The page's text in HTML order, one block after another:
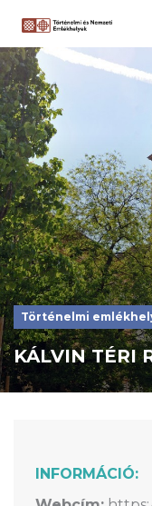
Történelmi
KÁLVIN TÉRI
INFORMÁCIÓ: